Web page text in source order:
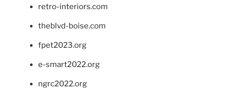
retro-interiors.com
theblvd-boise.com
fpet2023.org
e-smart2022.org
ngrc2022.org